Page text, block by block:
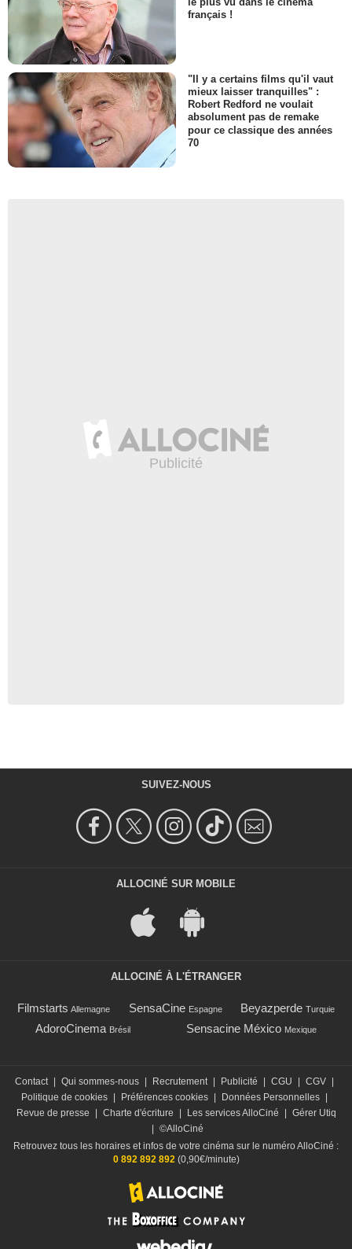
français !
"Il y a certains films qu'il vaut
mieux laisser tranquilles" :
Robert Redford ne voulait
absolument pas de remake
pour ce classique des années
70
SUIVEZ-NOUS
ALLOCINÉ SUR MOBILE
ALLOCINÉ À L'ÉTRANGER
Filmstarts Allemagne SensaCine Espagne Beyazperde Turquie
AdoroCinema Brésil Sensacine México Mexique
Contact | Qui sommes-nous | Recrutement | Publicité | CGU | CGV |
Politique de cookies | Préférences cookies | Données Personnelles |
Revue de presse
| Charte d'écriture | Les services AlloCiné | Gérer Utiq
| ©AlloCiné
Retrouvez tous les horaires et infos de votre cinéma sur le numéro AlloCiné :
0 892 892 892 (0,90€/minute)